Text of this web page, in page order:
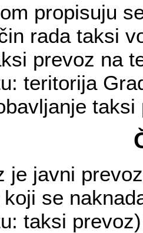
propisuju
rada taksi
prevoz na
teritorija
taksi
je javni
se
taksi